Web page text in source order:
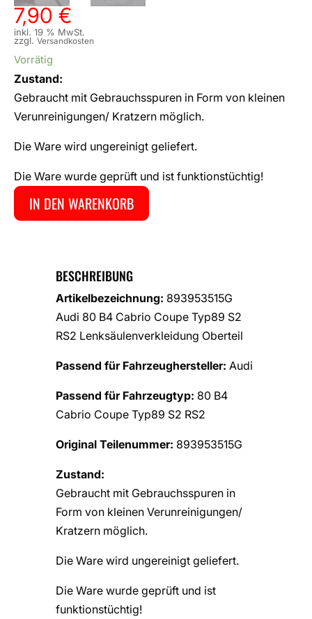
7,90 €
inkl. 19 % MwSt.
zzgl. Versandkosten
Vorrätig
Zustand:
Gebraucht mit Gebrauchsspuren in Form von kleinen
Verunreinigungen/ Kratzern möglich.
Die Ware wird ungereinigt geliefert.
Die Ware wurde geprüft und ist funktionstüchtig!
IN DEN WARENKORB
BESCHREIBUNG
Artikelbezeichnung: 893953515G
Audi 80 B4 Cabrio Coupe Typ89 S2
RS2 Lenksäulenverkleidung Oberteil
Passend für Fahrzeughersteller: Audi
Passend für Fahrzeugtyp: 80 B4
Cabrio Coupe Typ89 S2 RS2
Original Teilenummer: 893953515G
Zustand:
Gebraucht mit Gebrauchsspuren in
Form von kleinen Verunreinigungen/
Kratzern möglich.
Die Ware wird ungereinigt geliefert.
Die Ware wurde geprüft und ist
funktionstüchtig!